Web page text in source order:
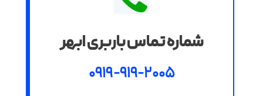
شماره تماس باربری ابهر
0919-919-2005